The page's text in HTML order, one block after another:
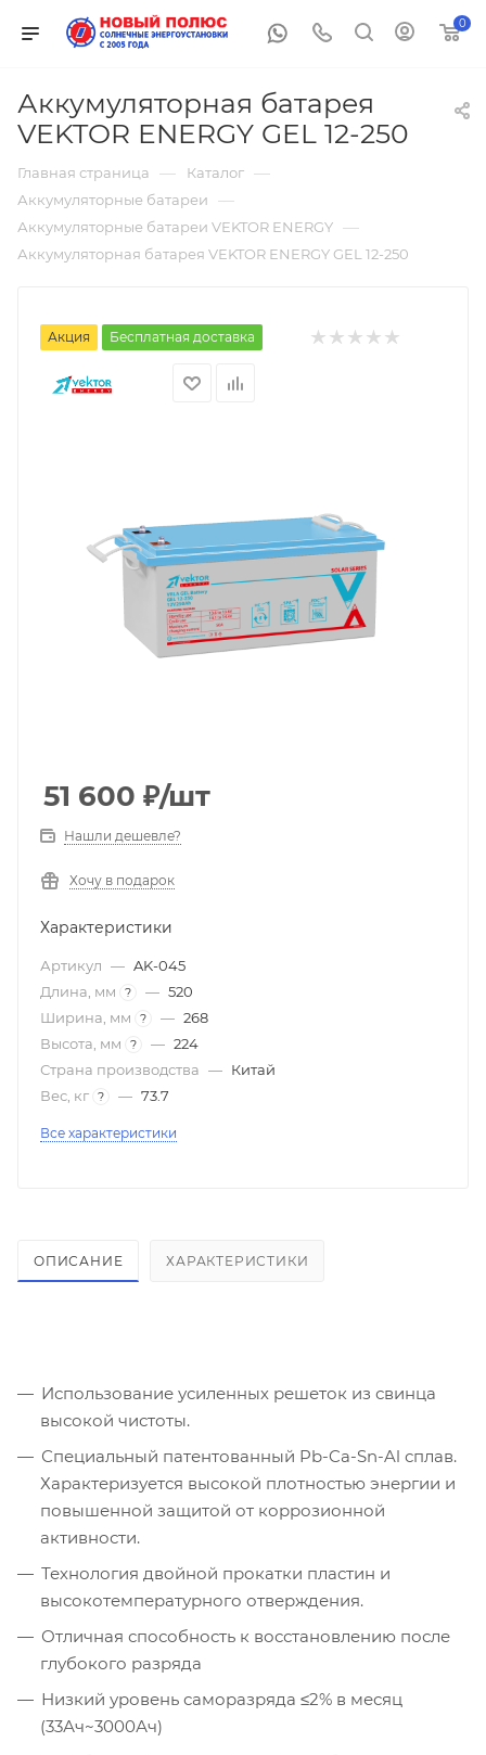
0
Аккумуляторная батарея
VEKTOR ENERGY GEL 12-250
Главная страница — Каталог —
Аккумуляторные батареи —
Аккумуляторные батареи VEKTOR ENERGY —
Аккумуляторная батарея VEKTOR ENERGY GEL 12-250
Акция Бесплатная доставка
51 600 ₽/шт
Нашли дешевле?
Хочу в подарок
Характеристики
Артикул — AK-045
Длина, мм
? — 520
Ширина, мм
? — 268
Высота, мм
? — 224
Страна производства — Китай
Вес, кг ? — 73.7
Все характеристики
ОПИСАНИЕ ХАРАКТЕРИСТИКИ
Использование усиленных решеток из свинца
высокой чистоты.
Специальный патентованный Pb-Ca-Sn-Al сплав.
Характеризуется высокой плотностью энергии и
повышенной защитой от коррозионной
активности.
Технология двойной прокатки пластин и
высокотемпературного отверждения.
Отличная способность к восстановлению после
глубокого разряда
Низкий уровень саморазряда ≤2% в месяц
(33Ач~3000Ач)